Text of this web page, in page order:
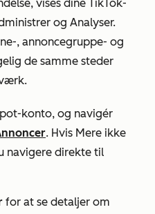
vises dine TikTok-
og Analyser.
, annoncegruppe- og
de samme steder
konto, og navigér
. Hvis Mere ikke
navigere direkte til
for at se detaljer om